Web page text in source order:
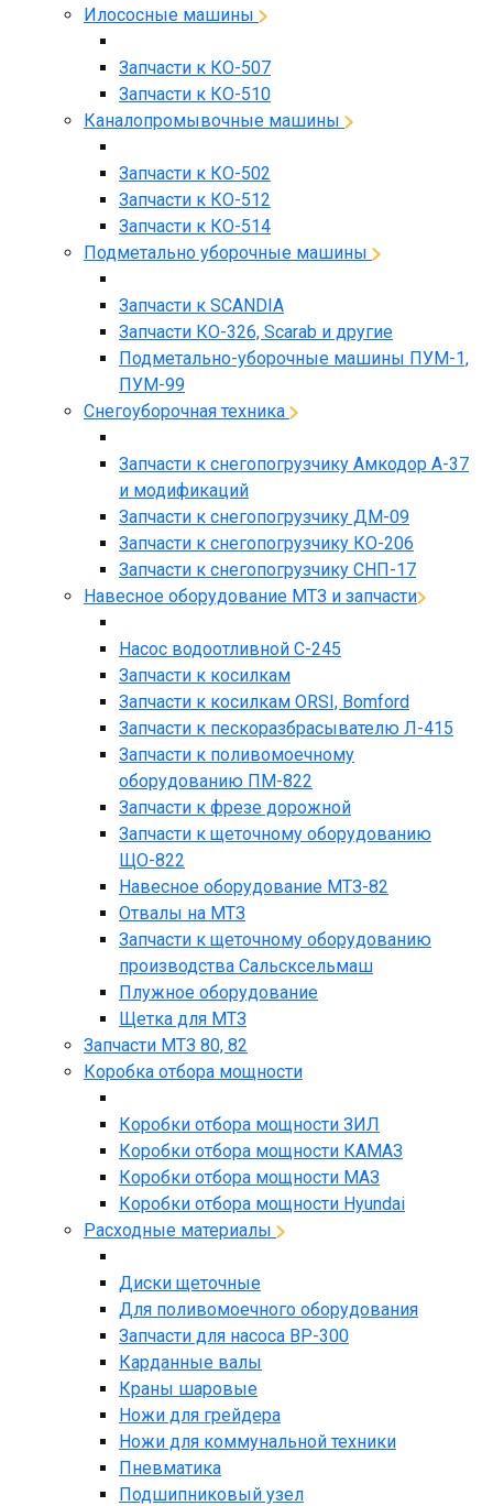
Илососные машины
Запчасти к КО-507
Запчасти к КО-510
Каналопромывочные машины
Запчасти к КО-502
Запчасти к КО-512
Запчасти к КО-514
Подметально уборочные машины
Запчасти к SCANDIA
Запчасти КО-326, Scarab и другие
Подметально-уборочные машины ПУМ-1,
ПУМ-99
Снегоуборочная техника
Запчасти к снегопогрузчику Амкодор А-37
и модификаций
Запчасти к снегопогрузчику ДМ-09
Запчасти к снегопогрузчику КО-206
Запчасти к снегопогрузчику СНП-17
Навесное оборудование МТЗ и запчасти
Насос водоотливной С-245
Запчасти к косилкам
Запчасти к косилкам ORSI, Bomford
Запчасти к пескоразбрасывателю Л-415
Запчасти к поливомоечному
оборудованию ПМ-822
Запчасти к фрезе дорожной
Запчасти к щеточному оборудованию
ЩО-822
Навесное оборудование МТЗ-82
Отвалы на МТЗ
Запчасти к щеточному оборудованию
производства Сальсксельмаш
Плужное оборудование
Щетка для МТЗ
Запчасти МТЗ 80, 82
Коробка отбора мощности
Коробки отбора мощности ЗИЛ
Коробки отбора мощности КАМАЗ
Коробки отбора мощности МАЗ
Коробки отбора мощности Hyundai
Расходные материалы
Диски щеточные
Для поливомоечного оборудования
Запчасти для насоса BP-300
Карданные валы
Краны шаровые
Ножи для грейдера
Ножи для коммунальной техники
Пневматика
Подшипниковый узел